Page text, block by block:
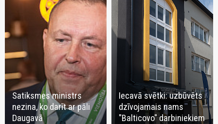
Satiksmes ministrs
nezina, ko darīt ar pāli
Daugavā
Iecavā svētki: uzbūvēts
dzīvojamais nams
"Balticovo" darbiniekiem